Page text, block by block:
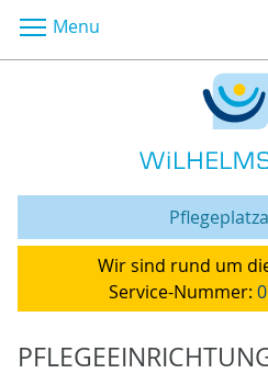
Wir sind rund um
Service-Nummer:
Menu